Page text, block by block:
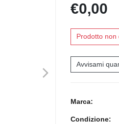
>
€0,00
Prodotto non
Avvisami
Marca:
Condizione: